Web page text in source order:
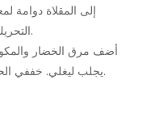
التحريك المستمر. يضاف الثوم ويقلى لمدة 30 ثانية.
أضف مرق الخضار
يجلب ليغلي. خففي الحرارة ، واتركيها على نار هادئة لمدة 10 دقائق.